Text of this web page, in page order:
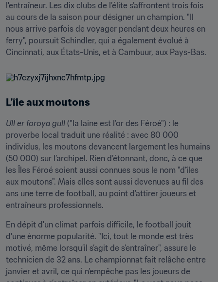
l'entraîneur. Les dix clubs de l’élite s’affrontent trois fois
au cours de la saison pour désigner un champion. "Il
nous arrive parfois de voyager pendant deux heures en
ferry", poursuit Schindler, qui a également évolué à
Cincinnati, aux États-Unis, et à Cambuur, aux Pays-Bas.
L'île aux moutons
Ull er foroya gull ("la laine est l’or des Féroé") : le
proverbe local traduit une réalité : avec 80 000
individus, les moutons devancent largement les humains
(50 000) sur l’archipel. Rien d’étonnant, donc, à ce que
les Îles Féroé soient aussi connues sous le nom "d’îles
aux moutons". Mais elles sont aussi devenues au fil des
ans une terre de football, au point d’attirer joueurs et
entraîneurs professionnels.
En dépit d'un climat parfois difficile, le football jouit
d'une énorme popularité. "Ici, tout le monde est très
motivé, même lorsqu’il s’agit de s’entraîner", assure le
technicien de 32 ans. Le championnat fait relâche entre
janvier et avril, ce qui n’empêche pas les joueurs de